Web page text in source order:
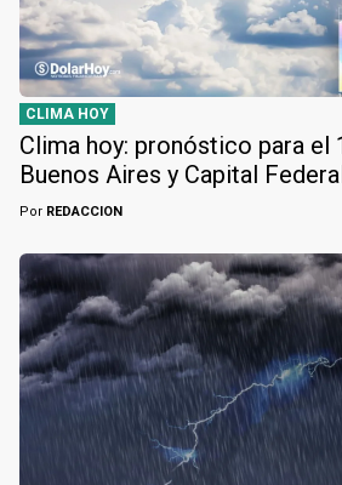
CLIMA HOY
Clima hoy: pronóstico para el
Buenos Aires y Capital
Por REDACCION